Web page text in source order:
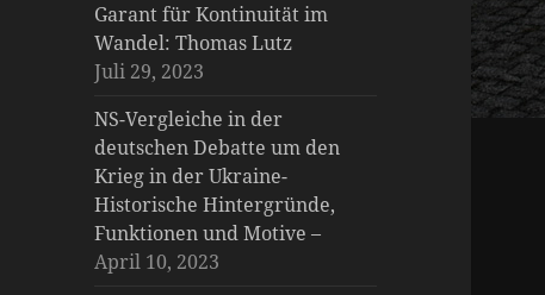
Garant für Kontinuität im
Wandel: Thomas Lutz
Juli 29, 2023
NS-Vergleiche in der
deutschen Debatte um den
Krieg in der Ukraine-
Historische Hintergründe,
Funktionen und Motive –
April 10, 2023